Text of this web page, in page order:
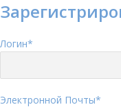
Логин*
Электронной Почты*